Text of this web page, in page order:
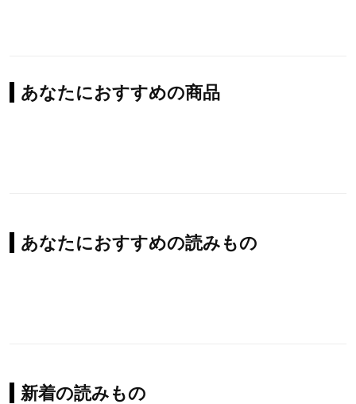
あなたにおすすめの商品
あなたにおすすめの読みもの
新着の読みもの